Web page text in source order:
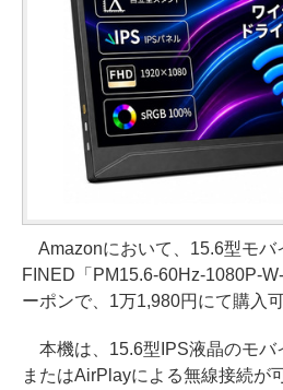
Amazonにおいて、15.6型モバ
FINED「PM15.6-60Hz-1080P-
ーポンで、1万1,980円にて購入可
本機は、15.6型IPS液晶のモバ
またはAirPlayによる無線接続が